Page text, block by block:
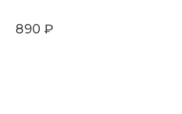
890 ₽